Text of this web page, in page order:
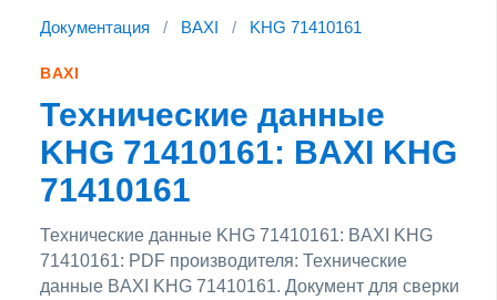
Документация / BAXI / KHG 71410161
BAXI
Технические данные
KHG 71410161: BAXI KHG
71410161
Технические данные KHG 71410161: BAXI KHG
71410161: PDF производителя: Технические
данные BAXI KHG 71410161. Документ для сверки